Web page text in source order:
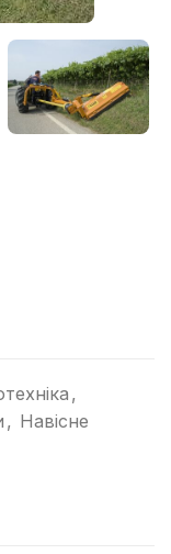
,
, Навісне